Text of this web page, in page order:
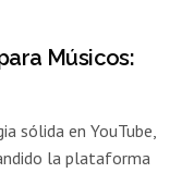
Músicos:
sólida en YouTube,
la plataforma